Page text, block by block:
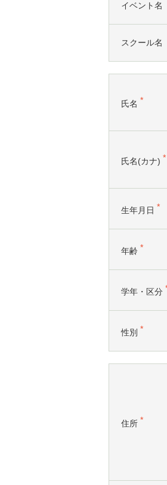
イベント名
スクール名
氏名 *
氏名(カナ) *
生年月日 *
年齢 *
学年・区分
性別 *
住所 *